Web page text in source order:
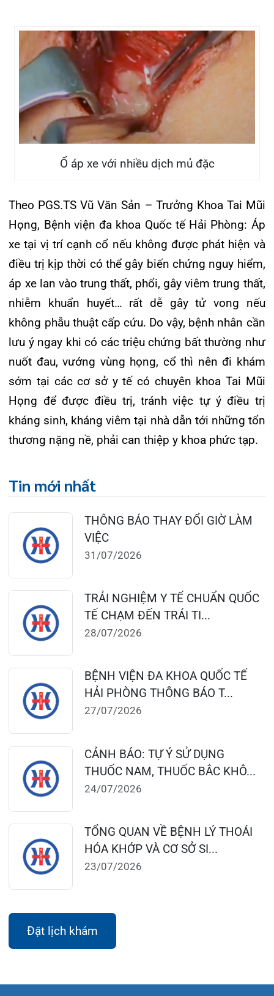
kháng sinh, kháng viêm tại nhà dẫn tới những tổn
thương nặng nề, phải can thiệp y khoa phức tạp.
Tin mới nhất
THÔNG BÁO THAY ĐỔI GIỜ LÀM
VIỆC
31/07/2026
28/07/2026
BỆNH VIỆN ĐA KHOA QUỐC TẾ
HẢI PHÒNG THÔNG BÁO T...
CẢNH BÁO: TỰ Ý SỬ DỤNG
THUỐC NAM, THUỐC BẮC KHÔ...
24/07/2026
TỔNG QUAN VỀ BỆNH LÝ THOÁI
HÓA KHỚP VÀ CƠ SỞ SI...
23/07/2026
124 Nguyễn Đức Cảnh, Cát Dài Q Lê
Chân, Hải Phòng
0225-3955 888
0225-3951 115
dakhoaquocte.hih@gmail.com
Buổi sáng: 06h45’ – 11h45’
Buổi chiều: 13h30’ – 16h30’
Giờ làm việc mùa đông (01/11 – 31/3)
Buổi sáng: 07h15’ – 11h45’
Buổi chiều: 13h30’ – 17h00’
Bệnh viện – Khách sạn cao cấp đầu tiên ở
Hải Phòng và khu vực vùng duyên hải Bắc
bộ, quy mô 500 giường bệnh nội trú.
Gọi Tổng đài 0225-3955 888